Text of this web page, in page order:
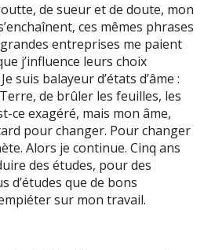
de sueur et de doute, mon
ces mêmes phrases
entreprises me paient
j’influence leurs choix
suis balayeur d’états d’âme :
de brûler les feuilles, les
ce exagéré, mais mon âme,
pour changer. Pour changer
Alors je continue. Cinq ans
des études, pour des
d’études que de bons
sur mon travail.